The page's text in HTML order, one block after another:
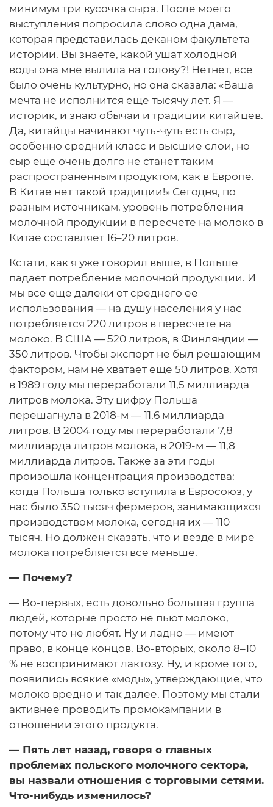
минимум три кусочка сыра. После моего
выступления попросила слово одна дама,
которая представилась деканом факультета
истории. Вы знаете, какой ушат холодной
воды она мне вылила на голову?! Нетнет, все
было очень культурно, но она сказала: «Ваша
мечта не исполнится еще тысячу лет. Я —
историк, и знаю обычаи и традиции китайцев.
Да, китайцы начинают чуть-чуть есть сыр,
особенно средний класс и высшие слои, но
сыр еще очень долго не станет таким
распространенным продуктом, как в Европе.
В Китае нет такой традиции!» Сегодня, по
разным источникам, уровень потребления
молочной продукции в пересчете на молоко в
Китае составляет 16–20 литров.
Кстати, как я уже говорил выше, в Польше
падает потребление молочной продукции. И
мы все еще далеки от среднего ее
использования — на душу населения у нас
потребляется 220 литров в пересчете на
молоко. В США — 520 литров, в Финляндии —
350 литров. Чтобы экспорт не был решающим
фактором, нам не хватает еще 50 литров. Хотя
в 1989 году мы переработали 11,5 миллиарда
литров молока. Эту цифру Польша
перешагнула в 2018-м — 11,6 миллиарда
литров. В 2004 году мы переработали 7,8
миллиарда литров молока, в 2019-м — 11,8
миллиарда литров. Также за эти годы
произошла концентрация производства:
когда Польша только вступила в Евросоюз, у
нас было 350 тысяч фермеров, занимающихся
производством молока, сегодня их — 110
тысяч. Но должен сказать, что и везде в мире
молока потребляется все меньше.
— Почему?
— Во-первых, есть довольно большая группа
людей, которые просто не пьют молоко,
потому что не любят. Ну и ладно — имеют
право, в конце концов. Во-вторых, около 8–10
% не воспринимают лактозу. Ну, и кроме того,
появились всякие «моды», утверждающие, что
молоко вредно и так далее. Поэтому мы стали
активнее проводить промокампании в
отношении этого продукта.
— Пять лет назад, говоря о главных
проблемах польского молочного сектора,
вы назвали отношения с торговыми сетями.
Что-нибудь изменилось?